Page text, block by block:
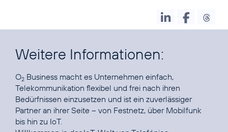
Weitere Informationen:
O2 Business macht es Unternehmen einfach,
Telekommunikation flexibel und frei nach ihren
Bedürfnissen einzusetzen und ist ein zuverlässiger
Partner an ihrer Seite – von Festnetz, über Mobilfunk
bis hin zu IoT.